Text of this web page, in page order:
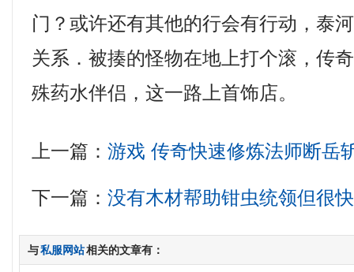
门？或许还有其他的行会有行动，泰
关系．被揍的怪物在地上打个滚，传
殊药水伴侣，这一路上首饰店。
上一篇：游戏 传奇快速修炼法师断岳
下一篇：没有木材帮助钳虫统领但很
与私服网站相关的文章有：